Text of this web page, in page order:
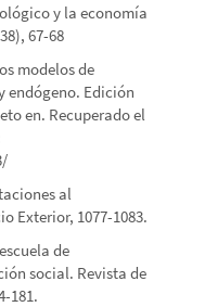
y la economía
67-68
modelos de
endógeno. Edición
en. Recuperado el
al
Exterior, 1077-1083.
de
social. Revista de
181.